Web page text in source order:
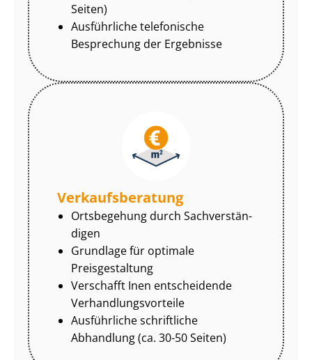
Seiten)
Ausführliche telefonische
Besprechung der Ergebnisse
Ver­kaufs­be­ra­tung
Ortsbegehung durch Sach­ver­stän­
di­gen
Grundlage für optimale
Preisgestaltung
Verschafft Inen entscheidende
Ver­hand­lungs­vor­tei­le
Ausführliche schriftliche
Abhandlung (ca. 30-50 Seiten)